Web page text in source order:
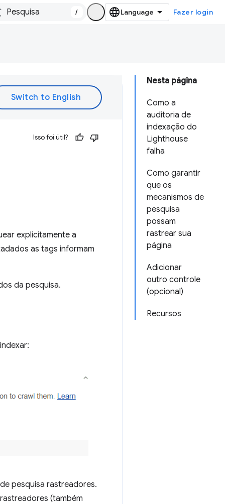
/ Fazer login
Nesta página
Como a
auditoria de
indexação do
Lighthouse
falha
Como garantir
que os
mecanismos de
pesquisa
possam
rastrear sua
página
Adicionar
outro controle
(opcional)
Recursos
Isso foi útil?
explicitamente a
as tags informam
da pesquisa.
pesquisa rastreadores.
(também